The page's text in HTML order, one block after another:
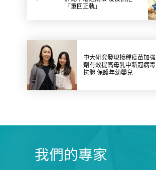
「重回正軌」
中大研究發現接種疫苗加強
劑有效提高母乳中新冠病毒
抗體 保護年幼嬰兒
我們的專家